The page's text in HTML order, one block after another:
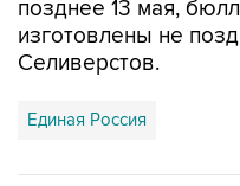
позднее 13 мая,
изготовлены не
Селиверстов.
Единая Россия